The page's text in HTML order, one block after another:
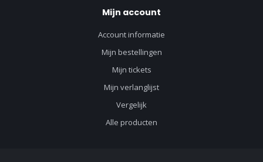
Mijn account
Account informatie
Mijn bestellingen
Mijn tickets
Mijn verlanglijst
Vergelijk
Alle producten